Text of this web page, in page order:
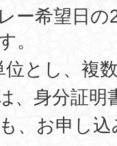
ー希望日
。
位とし、複
、身分証
、お申し